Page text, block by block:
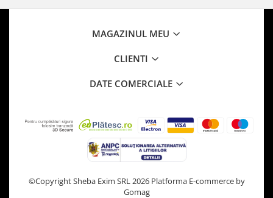
MAGAZINUL MEU
CLIENTI
DATE COMERCIALE
©Copyright Sheba Exim SRL 2026 Platforma E-commerce by
Gomag